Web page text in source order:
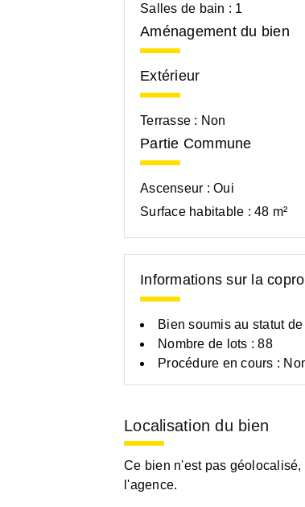
Salles de bain : 1
Aménagement du bien
Extérieur
Terrasse : Non
Partie Commune
Ascenseur : Oui
Surface habitable : 48 m²
Informations sur la
Bien soumis au statut
Nombre de lots : 88
Procédure en cours :
Localisation du bien
Ce bien n'est pas
l'agence.